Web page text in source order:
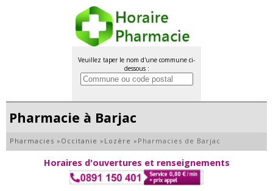
Veuillez taper le nom d'une commune ci-
dessous :
Pharmacie à Barjac
Pharmacies » Occitanie » Lozère » Pharmacies de Barjac
Horaires d'ouvertures et renseignements